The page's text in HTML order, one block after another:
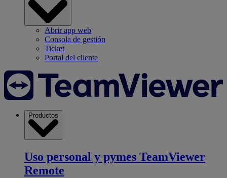
Abrir app web
Consola de gestión
Ticket
Portal del cliente
Productos
Uso personal y pymes TeamViewer
Remote